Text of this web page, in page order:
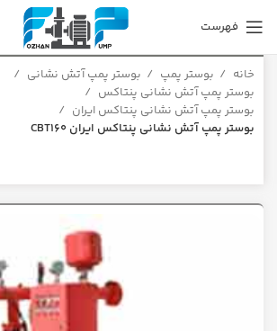
فهرست
خانه بوستر پمپ
بوستر پمپ آتش نشانی
بوستر پمپ آتش نشانی پنتاکس
بوستر پمپ آتش نشانی پنتاکس ایران
بوستر پمپ آتش نشانی پنتاکس ایران CBT160